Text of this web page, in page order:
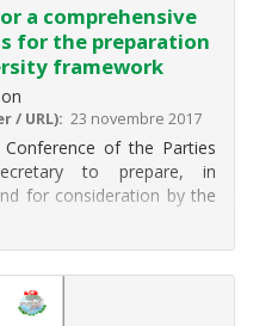
a comprehensive
for the preparation
framework
/ URL) 23 novembre 2017
of the Parties
to prepare, in
for consideration by the
at its second meeting,